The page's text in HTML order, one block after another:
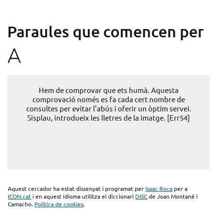
Paraules que comencen per
A
Hem de comprovar que ets humà. Aquesta
comprovació només es fa cada cert nombre de
consultes per evitar l'abús i oferir un òptim servei.
Sisplau, introdueix les lletres de la imatge. [Err54]
Aquest cercador ha estat dissenyat i programat per Isaac Roca per a
ICON.cat i en aquest idioma utilitza el diccionari DISCde Joan Montané i
Camacho. Política de cookies.